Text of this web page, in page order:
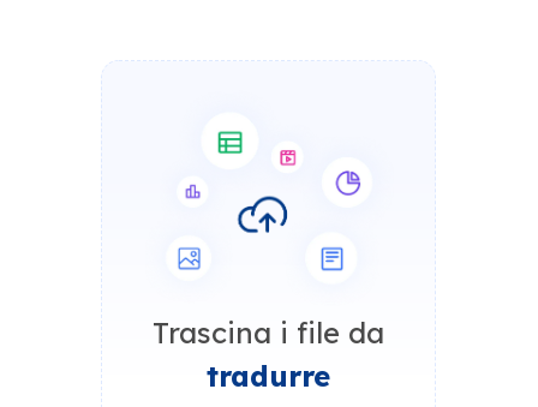
Trascina i file da
tradurre